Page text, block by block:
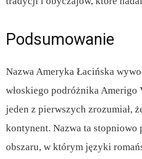
Podsumowanie
Nazwa Ameryka Łacińska
włoskiego podróżnika Amerigo
jeden z pierwszych zrozumiał,
kontynent. Nazwa ta stopniowo
obszaru, w którym języki